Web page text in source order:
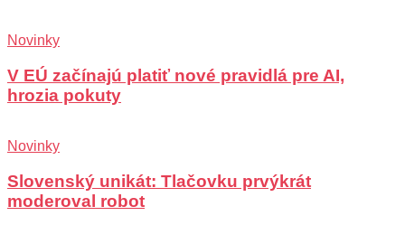
Novinky
V EÚ začínajú platiť nové pravidlá pre AI,
hrozia pokuty
Novinky
Slovenský unikát: Tlačovku prvýkrát
moderoval robot